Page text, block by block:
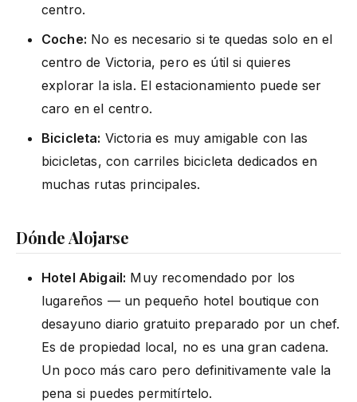
centro.
Coche: No es necesario si te quedas solo en el
centro de Victoria, pero es útil si quieres
explorar la isla. El estacionamiento puede ser
caro en el centro.
Bicicleta: Victoria es muy amigable con las
bicicletas, con carriles bicicleta dedicados en
muchas rutas principales.
Dónde Alojarse
Hotel Abigail: Muy recomendado por los
lugareños — un pequeño hotel boutique con
desayuno diario gratuito preparado por un chef.
Es de propiedad local, no es una gran cadena.
Un poco más caro pero definitivamente vale la
pena si puedes permitírtelo.